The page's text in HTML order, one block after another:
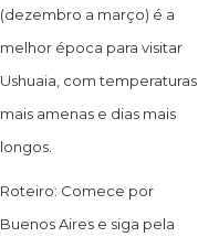
(dezembro a março) é a
melhor época para visitar
Ushuaia, com temperaturas
mais amenas e dias mais
longos.
Roteiro: Comece por
Buenos Aires e siga pela